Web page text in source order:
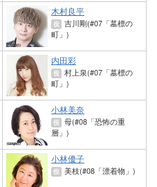
木村良平
役 吉川剛(#07「墓標の
町」)
内田彩
役 村上泉(#07「墓標の
町」)
小林美奈
役 母(#08「恐怖の重
層」)
小林優子
役 美枝(#08「漂着物」)